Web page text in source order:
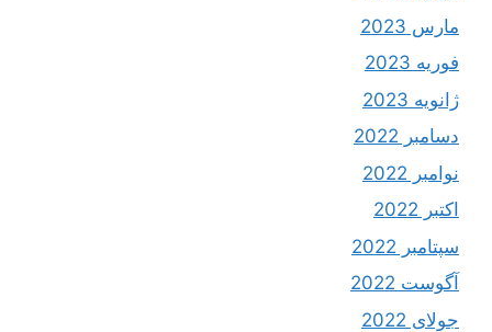
مارس 2023
فوریه 2023
ژانویه 2023
دسامبر 2022
نوامبر 2022
اکتبر 2022
سپتامبر 2022
آگوست 2022
جولای 2022